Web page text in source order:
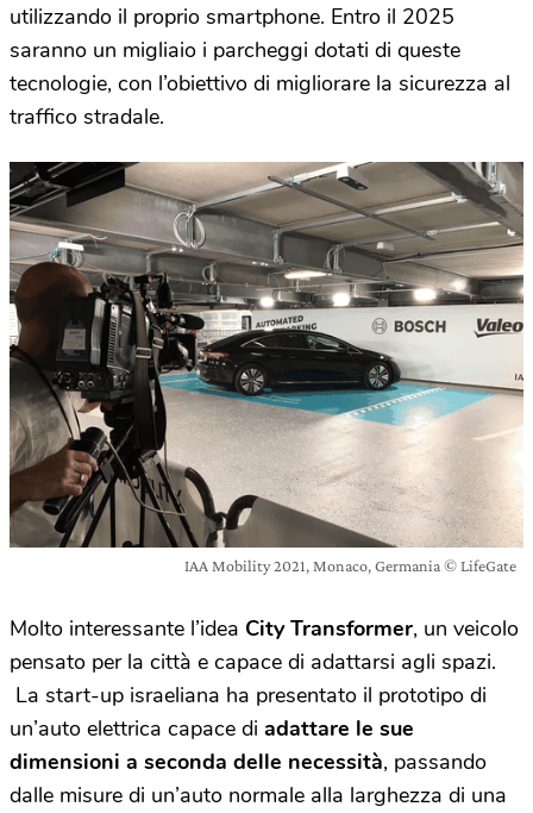
utilizzando il proprio smartphone. Entro il 2025
saranno un migliaio i parcheggi dotati di queste
tecnologie, con l’obiettivo di migliorare la sicurezza al
traffico stradale.
IAA Mobility 2021, Monaco, Germania © LifeGate
Molto interessante l’idea City Transformer, un veicolo
pensato per la città e capace di adattarsi agli spazi.
La start-up israeliana ha presentato il prototipo di
un’auto elettrica capace di adattare le sue
dimensioni a seconda delle necessità, passando
dalle misure di un’auto normale alla larghezza di una